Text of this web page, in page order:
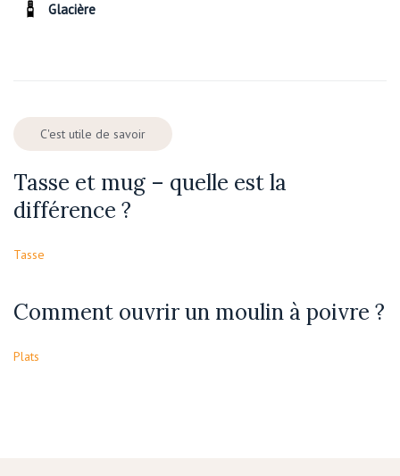
Glacière
C'est utile de savoir
Tasse et mug – quelle est la
différence ?
Tasse
Comment ouvrir un moulin à poivre ?
Plats